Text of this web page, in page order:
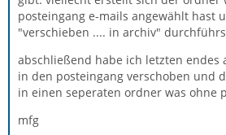
posteingang e-mails angewählt hast
"verschieben .... in archiv"
abschließend habe ich letzten endes
in den posteingang verschoben und
in einen seperaten ordner was ohne
mfg